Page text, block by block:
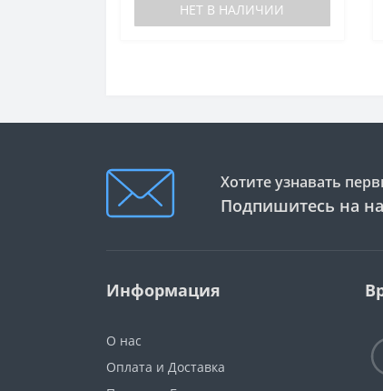
НЕТ В НАЛИЧИИ
Хотите узнавать
Подпишитесь на
Информация
О нас
Оплата и Доставка